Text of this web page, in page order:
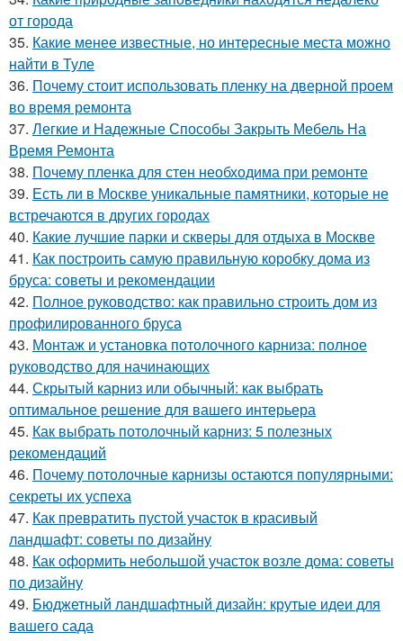
от города
35. Какие менее известные, но интересные места можно
найти в Туле
36. Почему стоит использовать пленку на дверной проем
во время ремонта
37. Легкие и Надежные Способы Закрыть Мебель На
Время Ремонта
38. Почему пленка для стен необходима при ремонте
39. Есть ли в Москве уникальные памятники, которые не
встречаются в других городах
40. Какие лучшие парки и скверы для отдыха в Москве
41. Как построить самую правильную коробку дома из
бруса: советы и рекомендации
42. Полное руководство: как правильно строить дом из
профилированного бруса
43. Монтаж и установка потолочного карниза: полное
руководство для начинающих
44. Скрытый карниз или обычный: как выбрать
оптимальное решение для вашего интерьера
45. Как выбрать потолочный карниз: 5 полезных
рекомендаций
46. Почему потолочные карнизы остаются популярными:
секреты их успеха
47. Как превратить пустой участок в красивый
ландшафт: советы по дизайну
48. Как оформить небольшой участок возле дома: советы
по дизайну
49. Бюджетный ландшафтный дизайн: крутые идеи для
вашего сада